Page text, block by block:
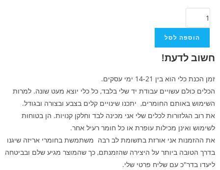
הוספה לסל
חשוב לדעת!
זמן הכנת כלי הוא בין 14-21 ימי עסקים.
הכלים כולם עשויים עבודת יד שלי בלבד, כל כלי יוצא מעט שונה. למרות
השימוש באותם החומרים, יתכנו שינויים קלים בצבע ובצורה ובגודל.
את רוב הגלזורות לכלים שלי אני מכינה לבד וחלקן קנויות. הן בטוחות
לשימוש ואינן מכילות עופרת או כל חומר רעיל אחר.
את ההזמנות אני אורזת בתשומת לב רבה משתמשת בחומרי אריזה שיגנו
בדרך הטובה ביותר על היצירה שהזמנתם, כך שהמוצר מגיע שלם ובביטחה
ליעדו בדר"כ עם שליח פרטי שלי.